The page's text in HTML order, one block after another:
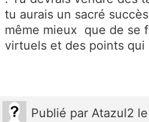
tu aurais un sacré
même mieux que de se
virtuels et des points qui
Publié par Atazul2